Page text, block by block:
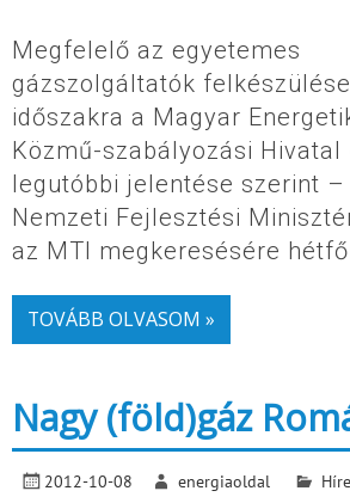
Megfelelő az egyetemes
gázszolgáltatók
időszakra a Magyar
Közmű-szabályozási Hivatal
legutóbbi jelentése szerint –
Nemzeti Fejlesztési
az MTI megkeresésére
TOVÁBB OLVASOM »
Nagy (föld)gáz
2012-10-08 energiaoldal